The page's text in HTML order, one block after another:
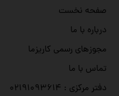
صفحه نخست
درباره با ما
مجوزهای رسمی کاریزما
تماس با ما
دفتر مرکزی : ۰۲۱۹۱۰۹۳۶۱۴